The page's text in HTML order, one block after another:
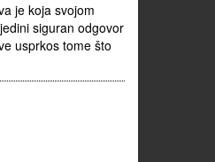
je koja svojom
siguran odgovor
usprkos tome što